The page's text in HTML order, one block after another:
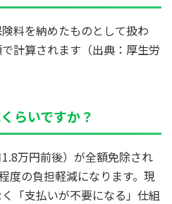
料を納めたものとして扱わ
計算されます（出典：厚生労
らいですか？
万円前後）が全額免除され
度の負担軽減になります。現
「支払いが不要になる」仕組